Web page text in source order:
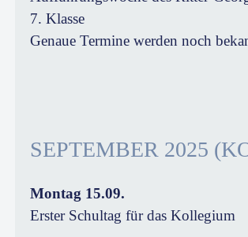
7. Klasse
Genaue Termine werden noch
SEPTEMBER 2025
Montag 15.09.
Erster Schultag für das Kollegium